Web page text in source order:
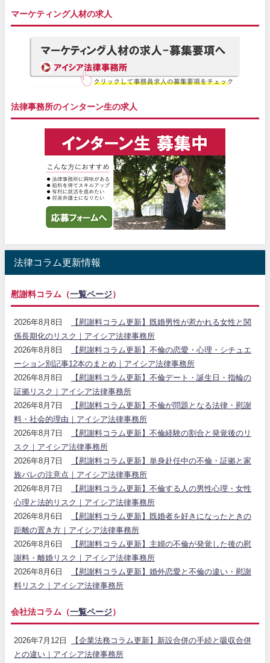
マーケティング人材の求人
法律事務所のインターン生の求人
法律コラム更新情報
慰謝料コラム（一覧ページ）
2026年8月8日
【慰謝料コラム更新】既婚男性が惹かれる女性と関
係長期化のリスク｜アイシア法律事務所
2026年8月8日
【慰謝料コラム更新】不倫の恋愛・心理・シチュエ
ーション別記事12本のまとめ｜アイシア法律事務所
2026年8月8日
【慰謝料コラム更新】不倫デート・誕生日・指輪の
証拠リスク｜アイシア法律事務所
2026年8月7日
【慰謝料コラム更新】不倫が問題となる法律・慰謝
料・社会的理由｜アイシア法律事務所
2026年8月7日
【慰謝料コラム更新】不倫経験の割合と発覚後のリ
スク｜アイシア法律事務所
2026年8月7日
【慰謝料コラム更新】単身赴任中の不倫・証拠と家
族バレの注意点｜アイシア法律事務所
2026年8月7日
【慰謝料コラム更新】不倫する人の男性心理・女性
心理と法的リスク｜アイシア法律事務所
2026年8月6日
【慰謝料コラム更新】既婚者を好きになったときの
距離の置き方｜アイシア法律事務所
2026年8月6日
【慰謝料コラム更新】主婦の不倫が発覚した後の慰
謝料・離婚リスク｜アイシア法律事務所
2026年8月6日
【慰謝料コラム更新】婚外恋愛と不倫の違い・慰謝
料リスク｜アイシア法律事務所
会社法コラム（一覧ページ）
2026年7月12日
【企業法務コラム更新】新設合併の手続と吸収合併
との違い｜アイシア法律事務所